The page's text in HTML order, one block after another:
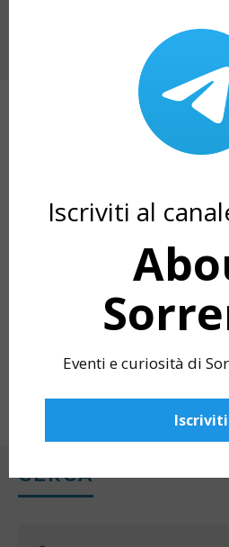
EVENTI OTTOBRE 2021
DIVINI” IN
ARTICOLI CORRELATI
CERCA
Iscriviti al
Eventi e curiosità di
Iscriviti